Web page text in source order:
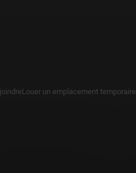
Louer un emplacement temporaire